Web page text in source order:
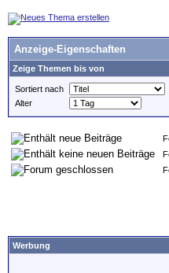
Anzeige-Eigenschaften
Zeige Themen bis von
Sortiert nach
Alter
Werbung